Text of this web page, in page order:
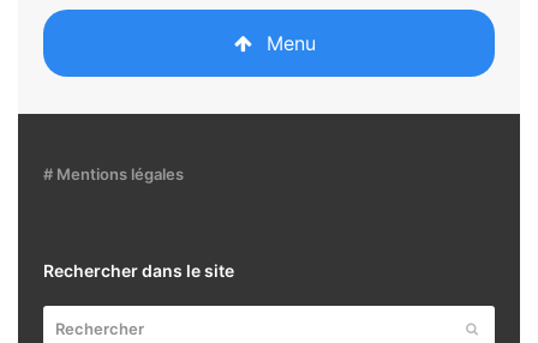
Menu
# Mentions légales
Rechercher dans le site